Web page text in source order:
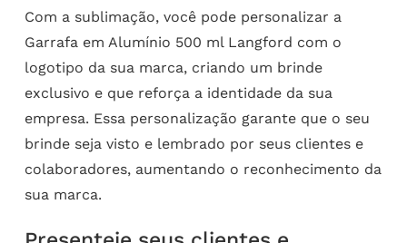
Com a sublimação, você pode personalizar a
Garrafa em Alumínio 500 ml Langford com o
logotipo da sua marca, criando um brinde
exclusivo e que reforça a identidade da sua
empresa. Essa personalização garante que o seu
brinde seja visto e lembrado por seus clientes e
colaboradores, aumentando o reconhecimento da
sua marca.